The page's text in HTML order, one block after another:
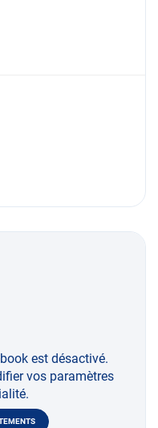
est désactivé.
vos paramètres